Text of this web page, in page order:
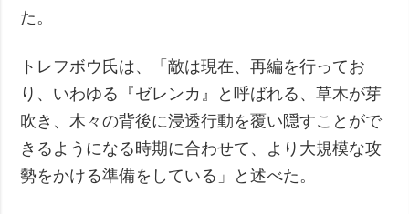
た。
トレフボウ氏は、「敵は現在、再編を行ってお
り、いわゆる『ゼレンカ』と呼ばれる、草木が芽
吹き、木々の背後に浸透行動を覆い隠すことがで
きるようになる時期に合わせて、より大規模な攻
勢をかける準備をしている」と述べた。